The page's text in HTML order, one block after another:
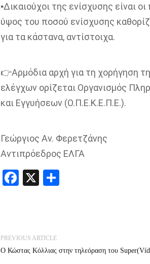
▪Δικαιούχοι της ενίσχυσης είναι
ύψος του ποσού ενίσχυσης
για τα κάστανα, αντίστοιχα.
👉Αρμόδια αρχή για τη χορήγηση
ελέγχων ορίζεται Οργανισμός
και Εγγυήσεων (Ο.Π.Ε.Κ.Ε.Π.Ε.).
Γεώργιος Αν. Φερετζάνης
Αντιπρόεδρος ΕΛΓΑ
Facebook
X Share
PREVIOUS ARTICLE
Ο Κώστας Κόλλιας στην τηλεόραση του